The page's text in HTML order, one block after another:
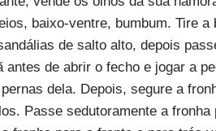
baixo-ventre, bumbum. Tire
de salto alto, depois
de abrir o fecho e jogar a
dela. Depois, segure a
Passe sedutoramente a